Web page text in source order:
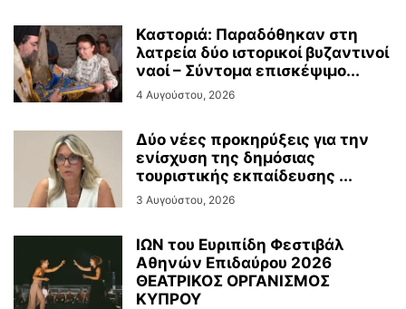
Καστοριά: Παραδόθηκαν στη
λατρεία δύο ιστορικοί βυζαντινοί
ναοί – Σύντομα επισκέψιμο...
4 Αυγούστου, 2026
Δύο νέες προκηρύξεις για την
ενίσχυση της δημόσιας
τουριστικής εκπαίδευσης ...
3 Αυγούστου, 2026
ΙΩΝ του Ευριπίδη Φεστιβάλ
Αθηνών Επιδαύρου 2026
ΘΕΑΤΡΙΚΟΣ ΟΡΓΑΝΙΣΜΟΣ
ΚΥΠΡΟΥ